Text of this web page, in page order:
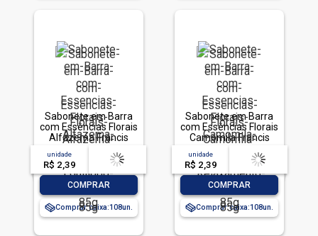
Sabonete em Barra
com Essências Florais
Alfazema Francis
Equilíbrio Envoltório
unidade
R$ 2,39
acima de
-- --,--un.
COMPRAR
Comprar caixa:108
Sabonete em Barra
com Essências Florais
Camomila Francis
Relaxamento
Envoltório 85g
unidade
R$ 2,39
acima de
-- --,--un.
COMPRAR
Comprar caixa:108